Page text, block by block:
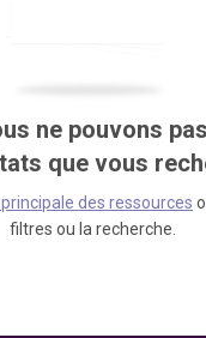
ne pouvons
que vous
des ressources
filtres ou la recherche.